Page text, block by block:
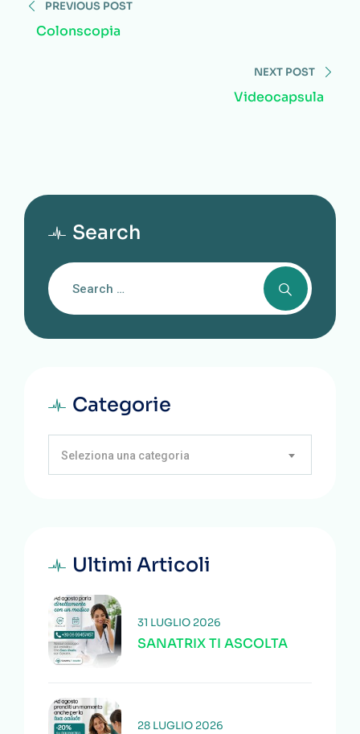
PREVIOUS POST
Colonscopia
NEXT POST
Videocapsula
Search
Categorie
Seleziona una categoria
Ultimi Articoli
SANATRIX TI ASCOLTA
31 LUGLIO 2026
28 LUGLIO 2026